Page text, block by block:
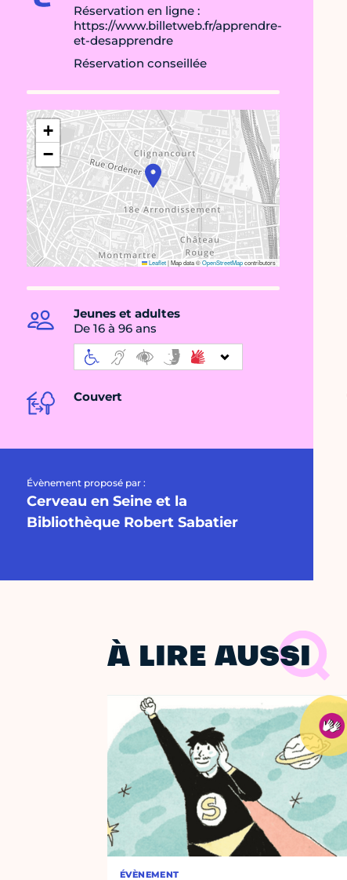
Réservation en ligne :
https://www.billetweb.fr/apprendre-
et-desapprendre
Réservation conseillée
+
−
Leaflet|Map data ©OpenStreetMapcontributors
Jeunes et adultes
De 16 à 96 ans
Couvert
Évènement proposé par :
Cerveau en Seine et la
Bibliothèque Robert Sabatier
À LIRE AUSSI
ÉVÈNEMENT